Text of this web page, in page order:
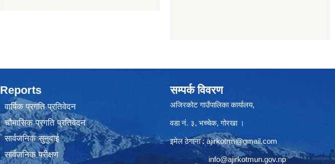
Reports
वार्षिक प्रगति प्रतिवेदन
चौमासिक प्रगति प्रतिवेदन
सार्वजनिक सुनुवाई
सार्वजनिक परीक्षण
सम्पर्क विवरण
अजिरकोट गाउँपालिका कार्यालय,
वडा नं. ३, भच्चेक, गोरखा ।
इमेल ठेगाना : ajirkotrm@gmail.com
info@ajirkotmun.gov.np